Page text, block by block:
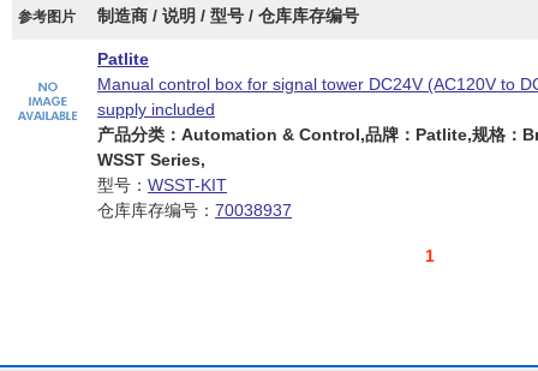
参考图片 制造商 / 说明 / 型号 / 仓库库存编号
Patlite
Manual control box for signal tower DC24V (AC120V to
supply included
产品分类：Automation & Control,品牌：Patlite,规格：
WSST Series,
型号： WSST-KIT
仓库库存编号： 70038937
1